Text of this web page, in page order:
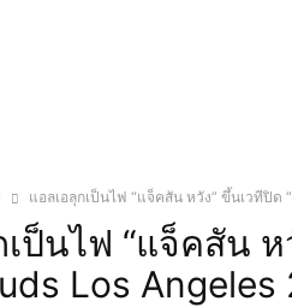
แอลเอลุกเป็นไฟ “แจ็คสัน หวัง” ขึ้นเวทีปิด
เป็นไฟ “แจ็คสัน
Los Angeles